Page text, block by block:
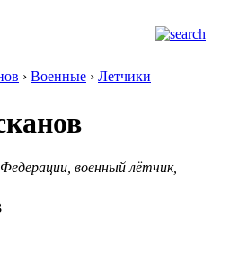
› Военные › Летчики
военный лётчик,